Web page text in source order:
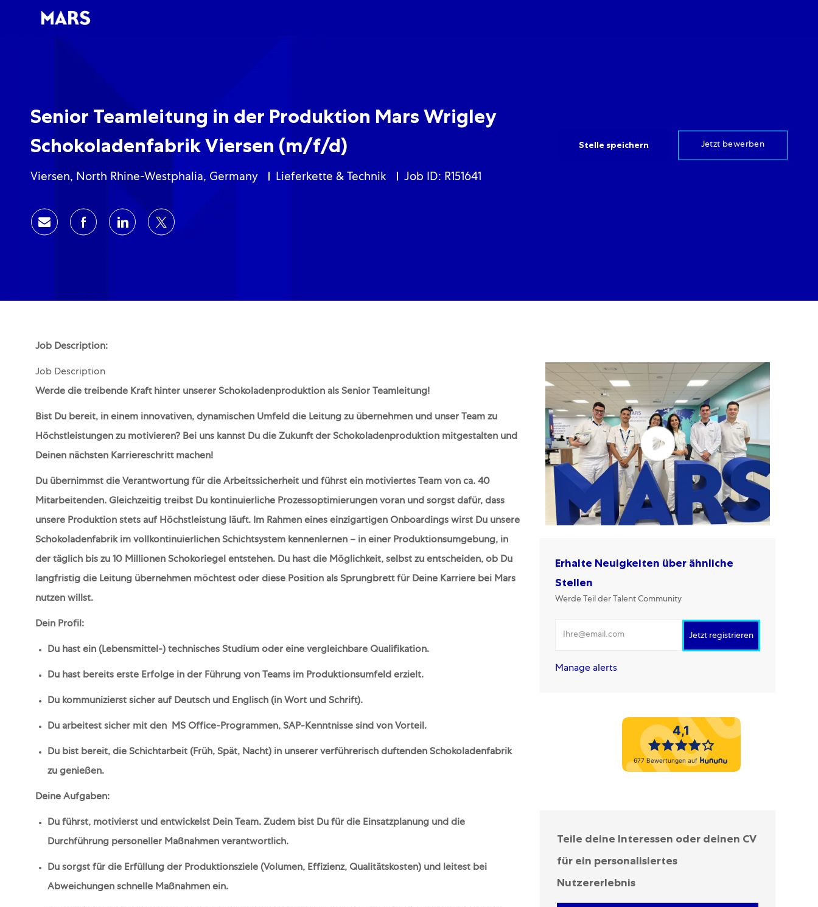
Senior Teamleitung in der Produktion Mars Wrigley
Schokoladenfabrik Viersen (m/f/d)
Standort
Viersen, North Rhine-Westphalia, Germany Kategorie
Lieferkette & Technik Job ID: R151641
Stelle speichern Jetzt bewerben
Share via emailShare via Facebook
Share via LinkedIn
Share via twitter
Job Description:
Job Description
Werde die treibende Kraft hinter unserer Schokoladenproduktion als Senior Teamleitung!
Bist Du bereit, in einem innovativen, dynamischen Umfeld die Leitung zu übernehmen und unser Team zu
Höchstleistungen zu motivieren? Bei uns kannst Du die Zukunft der Schokoladenproduktion mitgestalten und
Deinen nächsten Karriereschritt machen!
Du übernimmst die Verantwortung für die Arbeitssicherheit und führst ein motiviertes Team von ca. 40
Mitarbeitenden. Gleichzeitig treibst Du kontinuierliche Prozessoptimierungen voran und sorgst dafür, dass
unsere Produktion stets auf Höchstleistung läuft. Im Rahmen eines einzigartigen Onboardings wirst Du unsere
Schokoladenfabrik im vollkontinuierlichen Schichtsystem kennenlernen – in einer Produktionsumgebung, in
der täglich bis zu 10 Millionen Schokoriegel entstehen. Du hast die Möglichkeit, selbst zu entscheiden, ob Du
langfristig die Leitung übernehmen möchtest oder diese Position als Sprungbrett für Deine Karriere bei Mars
nutzen willst.
Dein Profil:
Du hast ein (Lebensmittel-) technisches Studium oder eine vergleichbare Qualifikation.
Du hast bereits erste Erfolge in der Führung von Teams im Produktionsumfeld erzielt.
Du kommunizierst sicher auf Deutsch und Englisch (in Wort und Schrift).
Du arbeitest sicher mit den MS Office-Programmen, SAP-Kenntnisse sind von Vorteil.
Du bist bereit, die Schichtarbeit (Früh, Spät, Nacht) in unserer verführerisch duftenden Schokoladenfabrik
zu genießen.
Deine Aufgaben:
Du führst, motivierst und entwickelst Dein Team. Zudem bist Du für die Einsatzplanung und die
Durchführung personeller Maßnahmen verantwortlich.
Du sorgst für die Erfüllung der Produktionsziele (Volumen, Effizienz, Qualitätskosten) und leitest bei
Abweichungen schnelle Maßnahmen ein.
Erhalte Neuigkeiten über ähnliche
Stellen
Werde Teil der Talent Community
Jetzt registrieren
Manage alerts
Teile deine Interessen oder deinen CV
für ein personalisiertes
Nutzererlebnis